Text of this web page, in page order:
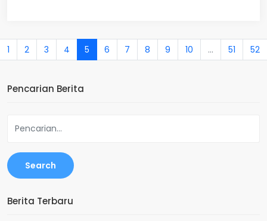
1 2 3 4 5 6 7 8 9 10 ... 51 52
Pencarian Berita
Search
Berita Terbaru